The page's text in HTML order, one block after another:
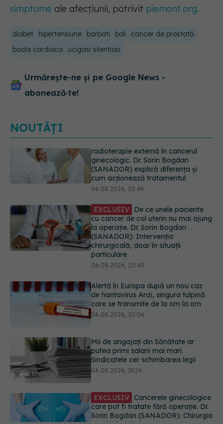
simptome ale afecțiunii, potrivit piemont.org.
diabet hipertensiune barbati boli
cancer de prostată
boala cardiaca
ucigasi silentiosi
Urmărește-ne și pe Google News -
abonează‑te!
NOUTĂȚI
EXCLUSIV De ce unele paciente
cu cancer de col uterin nu mai ajung
la operație. Dr. Sorin Bogdan
(SANADOR): Intervenția
particulare
06.08.2026, 20:45
Alertă în Europa după un nou caz
de hantavirus Anzi, singura tulpină
care se transmite de la om la om
06.08.2026, 20:06
Mii de angajați din Sănătate ar
putea primi salarii mai mari.
Sindicatele cer schimbarea legii
EXCLUSIV Cancerele ginecologice
care pot fi tratate fără operație. Dr.
Sorin Bogdan (SANADOR): Chirurgia
06.08.2026, 19:05
EXCLUSIV Brahiterapie vs
URMĂREȘTE-NE ȘI PE: